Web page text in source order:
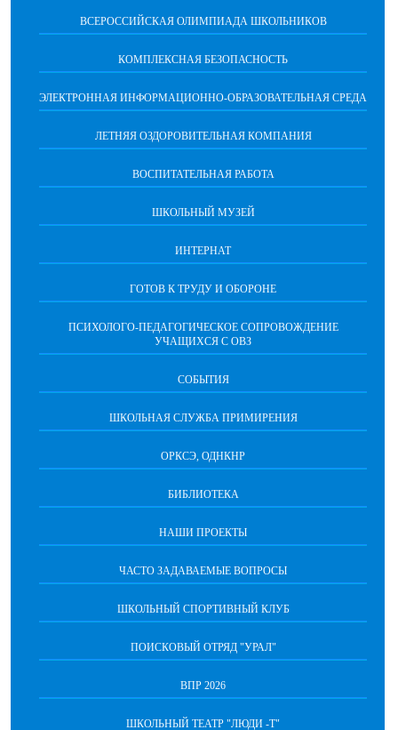
ВСЕРОССИЙСКАЯ ОЛИМПИАДА ШКОЛЬНИКОВ
КОМПЛЕКСНАЯ БЕЗОПАСНОСТЬ
ЭЛЕКТРОННАЯ ИНФОРМАЦИОННО-ОБРАЗОВАТЕЛЬНАЯ СРЕДА
ЛЕТНЯЯ ОЗДОРОВИТЕЛЬНАЯ КОМПАНИЯ
ВОСПИТАТЕЛЬНАЯ РАБОТА
ШКОЛЬНЫЙ МУЗЕЙ
ИНТЕРНАТ
ГОТОВ К ТРУДУ И ОБОРОНЕ
ПСИХОЛОГО-ПЕДАГОГИЧЕСКОЕ СОПРОВОЖДЕНИЕ
УЧАЩИХСЯ С ОВЗ
СОБЫТИЯ
ШКОЛЬНАЯ СЛУЖБА ПРИМИРЕНИЯ
ОРКСЭ, ОДНКНР
БИБЛИОТЕКА
НАШИ ПРОЕКТЫ
ЧАСТО ЗАДАВАЕМЫЕ ВОПРОСЫ
ШКОЛЬНЫЙ СПОРТИВНЫЙ КЛУБ
ПОИСКОВЫЙ ОТРЯД "УРАЛ"
ВПР 2026
ШКОЛЬНЫЙ ТЕАТР "ЛЮДИ -Т"